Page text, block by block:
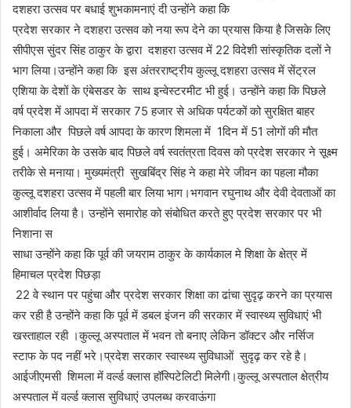
दशहरा उत्सव पर बधाई शुभकामनाएं दी उन्होंने कहा कि
प्रदेश सरकार ने दशहरा उत्सव को नया रूप देने का प्रयास किया है जिसके लिए
सीपीएस सुंदर सिंह ठाकुर के द्वारा दशहरा उत्सव में 22 विदेशी सांस्कृतिक दलों ने
भाग लिया।उन्होंने कहा कि इस अंतरराष्ट्रीय कुल्लू दशहरा उत्सव में सेंट्रल
एशिया के देशों के एंबेसडर के साथ इन्वेस्टरमीट भी हुई। उन्होंने कहा कि पिछले
वर्ष प्रदेश में आपदा में सरकार 75 हजार से अधिक पर्यटकों को सुरक्षित बाहर
निकाला और पिछले वर्ष आपदा के कारण शिमला में 1दिन में 51 लोगों की मौत
हुई। अमेरिका के उसके बाद पिछले वर्ष स्वतंत्रता दिवस को प्रदेश सरकार ने सूक्ष्म
तरीके से मनाया। मुख्यमंत्री सुखबिंद्र सिंह ने कहा मेरे जीवन का पहला मौका
कुल्लू दशहरा उत्सव में पहली बार लिया भाग।भगवान रघुनाथ और देवी देवताओं का
आशीर्वाद लिया है। उन्होंने समारोह को संबोधित करते हुए प्रदेश सरकार पर भी
निशाना स
साधा उन्होंने कहा कि पूर्व की जयराम ठाकुर के कार्यकाल मे शिक्षा के क्षेत्र में
हिमाचल प्रदेश पिछड़ा
22 वे स्थान पर पहुंचा और प्रदेश सरकार शिक्षा का ढांचा सुदृढ़ करने का प्रयास
कर रही है उन्होंने कहा कि पूर्व में डबल इंजन की सरकार में स्वास्थ्य सुविधाएं भी
खस्ताहाल रही ।कुल्लू अस्पताल में भवन तो बनाए लेकिन डॉक्टर और नर्सिज
स्टाफ के पद नहीं भरे।प्रदेश सरकार स्वास्थ्य सुविधाओं सुदृढ़ कर रहे है।
आईजीएमसी शिमला में वर्ल्ड क्लास हॉस्पिटेलिटी मिलेगी।कुल्लू अस्पताल क्षेत्रीय
अस्पताल में वर्ल्ड क्लास सुविधाएं उपलब्ध करवाऊंगा